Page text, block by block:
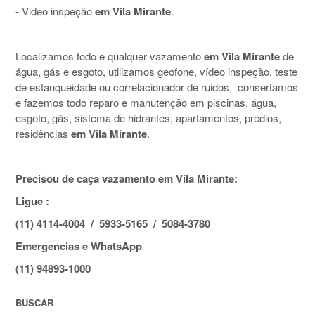
- Video inspeçãoem Vila Mirante.
Localizamos todo e qualquer vazamentoem Vila Mirantede
água, gás e esgoto, utilizamos geofone, vídeo inspeção, teste
de estanqueidade ou correlacionador de ruidos, consertamos
e fazemos todo reparo e manutenção em piscinas, água,
esgoto, gás, sistema de hidrantes, apartamentos, prédios,
residências em Vila Mirante.
Precisou de caça vazamento em Vila Mirante:
Ligue :
(11) 4114-4004 / 5933-5165 / 5084-3780
Emergencias e WhatsApp
(11) 94893-1000
BUSCAR